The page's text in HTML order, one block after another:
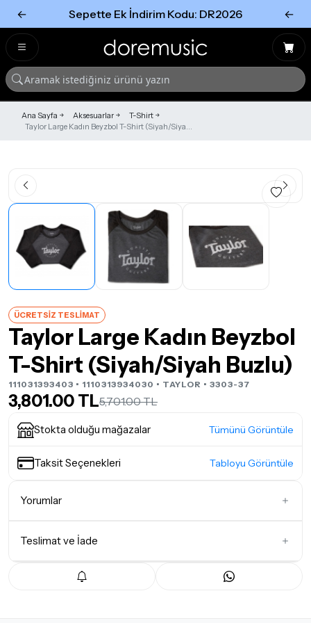
← Sepette Ek İndirim Kodu: DR2026 ←
Ana Sayfa Aksesuarlar
T-Shirt
Taylor Large Kadın Beyzbol T-Shirt (Siyah/Siya...
ÜCRETSİZ TESLİMAT
Taylor Large Kadın Beyzbol
T-Shirt (Siyah/Siyah Buzlu)
111031393403 • 1110313934030 • TAYLOR • 3303-37
3,801.00 TL5,701.00 TL
Stokta olduğu mağazalar Tümünü Görüntüle
Taksit Seçenekleri Tabloyu Görüntüle
Yorumlar
Teslimat ve İade
Teslimat Koşulları
Tümünü Gör
Tümünü gör